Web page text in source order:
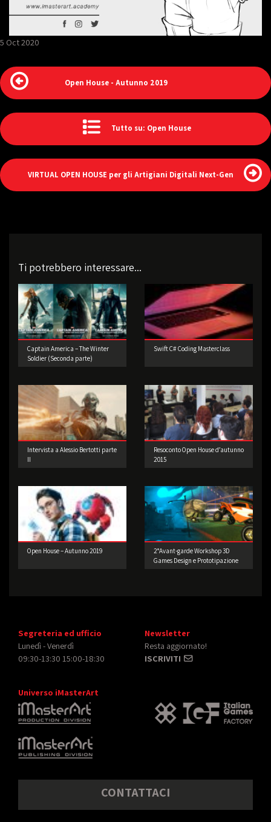
5 Oct 2020
Open House - Autunno 2019
Tutto su: Open House
VIRTUAL OPEN HOUSE per gli Artigiani Digitali Next-Gen
Ti potrebbero interessare...
Captain America – The Winter
Soldier (Seconda parte)
Swift C# Coding Masterclass
Intervista a Alessio Bertotti parte
II
Resoconto Open House d’autunno
2015
Open House – Autunno 2019
2°Avant-garde Workshop 3D
Games Design e Prototipazione
Segreteria ed ufficio
Lunedì - Venerdì
09:30-13:30 15:00-18:30
Newsletter
Resta aggiornato!
ISCRIVITI
Universo iMasterArt
CONTATTACI